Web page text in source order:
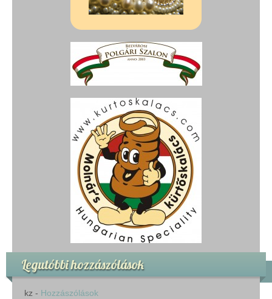
Legutóbbi hozzászólások
kz - Hozzászólások